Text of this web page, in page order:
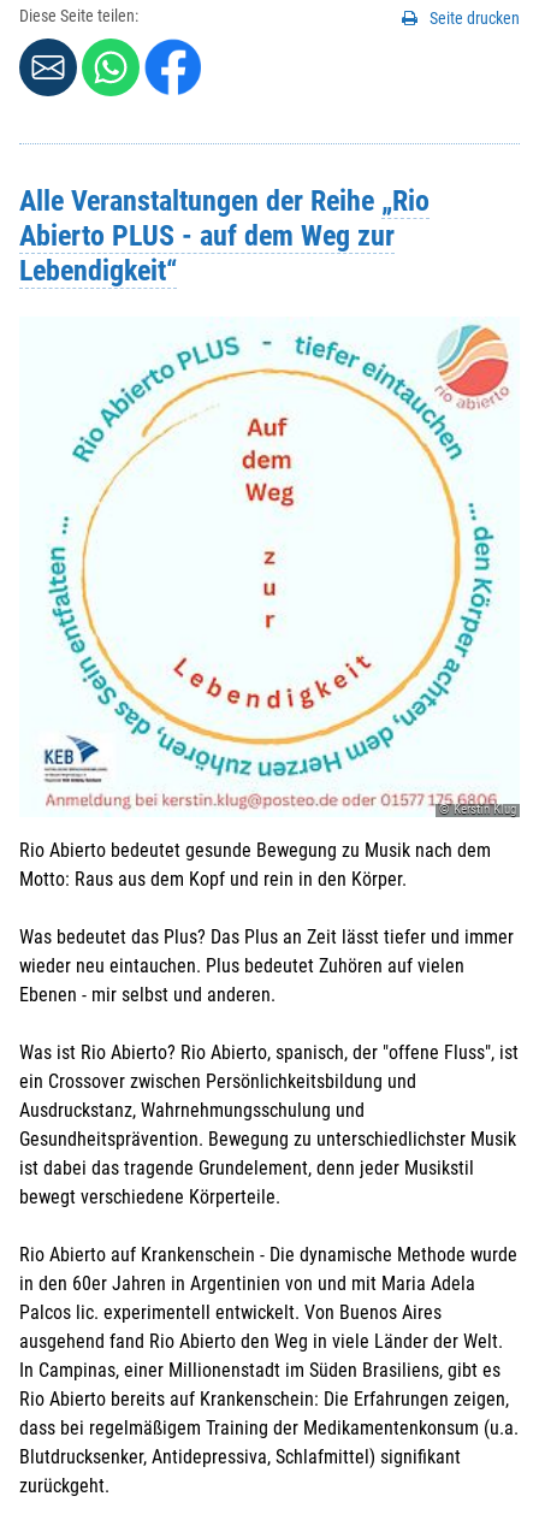
Diese Seite teilen: Seite drucken
Alle Veranstaltungen der Reihe „Rio
Abierto PLUS - auf dem Weg zur
Lebendigkeit“
© Kerstin Klug
Rio Abierto bedeutet gesunde Bewegung zu Musik nach dem
Motto: Raus aus dem Kopf und rein in den Körper.
Was bedeutet das Plus? Das Plus an Zeit lässt tiefer und immer
wieder neu eintauchen. Plus bedeutet Zuhören auf vielen
Ebenen - mir selbst und anderen.
Was ist Rio Abierto? Rio Abierto, spanisch, der "offene Fluss", ist
ein Crossover zwischen Persönlichkeitsbildung und
Ausdruckstanz, Wahrnehmungsschulung und
Gesundheitsprävention. Bewegung zu unterschiedlichster Musik
ist dabei das tragende Grundelement, denn jeder Musikstil
bewegt verschiedene Körperteile.
Rio Abierto auf Krankenschein - Die dynamische Methode wurde
in den 60er Jahren in Argentinien von und mit Maria Adela
Palcos lic. experimentell entwickelt. Von Buenos Aires
ausgehend fand Rio Abierto den Weg in viele Länder der Welt.
In Campinas, einer Millionenstadt im Süden Brasiliens, gibt es
Rio Abierto bereits auf Krankenschein: Die Erfahrungen zeigen,
dass bei regelmäßigem Training der Medikamentenkonsum (u.a.
Blutdrucksenker, Antidepressiva, Schlafmittel) signifikant
zurückgeht.